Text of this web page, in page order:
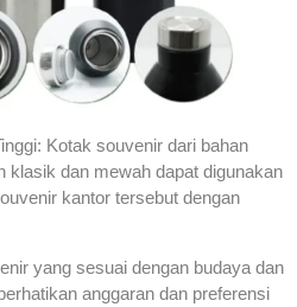
Kotak souvenir dari bahan
klasik dan mewah dapat digunakan
kantor tersebut dengan
yang sesuai dengan budaya dan
anggaran dan preferensi